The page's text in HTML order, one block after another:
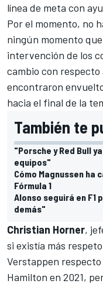
línea de meta con
Por el momento, no
ningún momento
intervención de los
cambio con respecto
encontraron
hacia el final de la
También te
"Porsche y Red Bull
equipos"
Cómo Magnussen ha
Fórmula 1
Alonso seguirá en F1
demás"
Christian Horner,
si existía más
Verstappen
Hamilton en 2021,